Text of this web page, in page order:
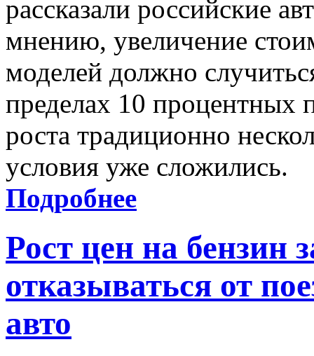
рассказали российские
мнению, увеличение
моделей должно
пределах 10 процентных
роста традиционно
условия уже сложились.
Подробнее
Рост цен на бензин
отказываться от
авто